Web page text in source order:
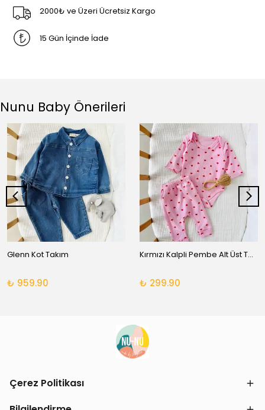
2000₺ ve Üzeri Ücretsiz Kargo
15 Gün İçinde İade
Nunu Baby Önerileri
Glenn Kot Takım
₺ 959.90
Kırmızı Kalpli Pembe Alt Üst Takım
₺ 299.90
Çerez Politikası